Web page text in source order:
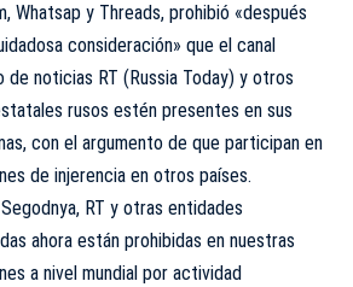
Whatsap y Threads, prohibió «después
consideración» que el canal
de noticias RT (Russia Today) y otros
rusos estén presentes en sus
con el argumento de que participan en
de injerencia en otros países.
RT y otras entidades
ahora están prohibidas en nuestras
a nivel mundial por actividad